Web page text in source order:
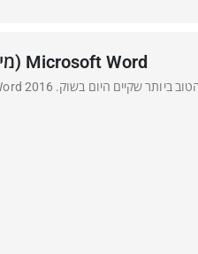
Microsoft Word (מיקרוסופט וורד 2016)